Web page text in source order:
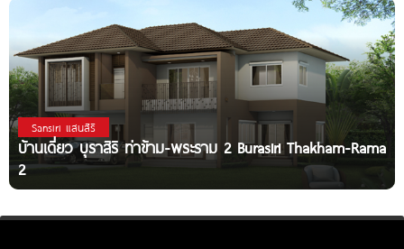
Sansiri แสนสิริ
บ้านเดี่ยว บุราสิริ ท่าข้าม-พระราม 2 Burasiri Thakham-Rama
2